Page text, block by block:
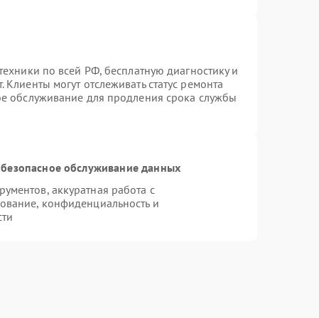
по всей РФ, бесплатную диагностику и
могут отслеживать статус ремонта
обслуживание для продления срока службы
обслуживание данных
аккуратная работа с
конфиденциальность и